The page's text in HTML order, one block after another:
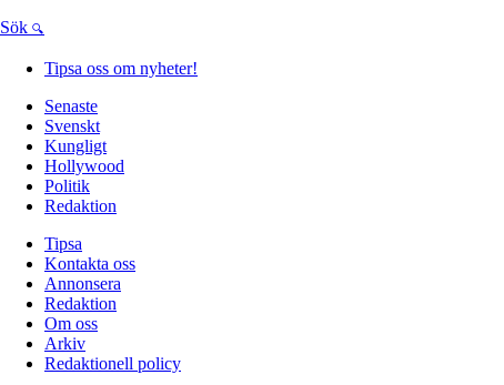
Sök
Tipsa oss om nyheter!
Senaste
Svenskt
Kungligt
Hollywood
Politik
Redaktion
Tipsa
Kontakta oss
Annonsera
Redaktion
Om oss
Arkiv
Redaktionell policy